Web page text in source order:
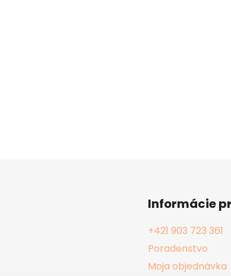
Informácie
+421 903 723 361
Poradenstvo
Moja objednávka